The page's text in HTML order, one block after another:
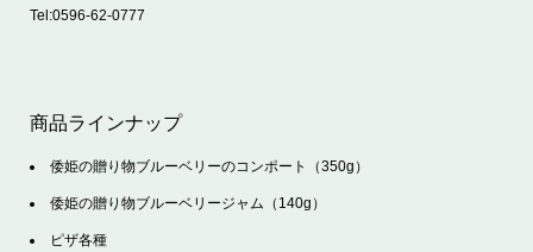
Tel:0596-62-0777
商品ラインナップ
倭姫の贈り物ブルーベリーのコンポート（350g）
倭姫の贈り物ブルーベリージャム（140g）
ピザ各種